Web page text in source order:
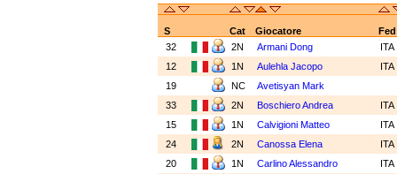
S Cat Giocatore
Fed
32
2N Armani Dong
ITA
12
1N Aulehla Jacopo
ITA
19
NC
Avetisyan Mark
33
2N Boschiero Andrea
ITA
15
1N Calvigioni Matteo
ITA
24
2N Canossa Elena
ITA
20
1N Carlino Alessandro
ITA